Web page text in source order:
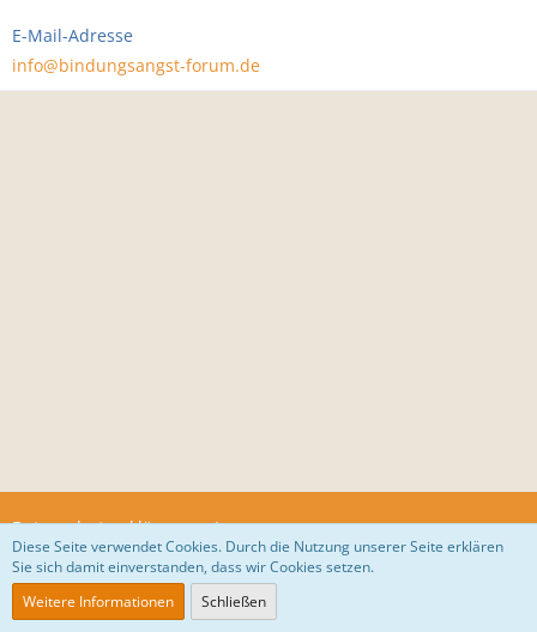
E-Mail-Adresse
info@bindungsangst-forum.de
Datenschutzerklärung Impressum
Community-Software:
Diese Seite verwendet Cookies. Durch die Nutzung unserer Seite erklären
Sie sich damit einverstanden, dass wir Cookies setzen.
Weitere Informationen
Schließen